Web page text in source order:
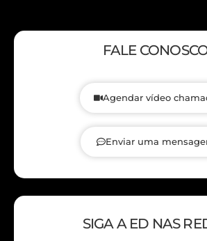
FALE
Agendar vídeo
Enviar uma
SIGA A ED NAS